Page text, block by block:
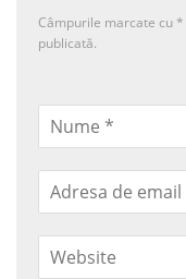
Câmpurile marcate cu *
publicată.